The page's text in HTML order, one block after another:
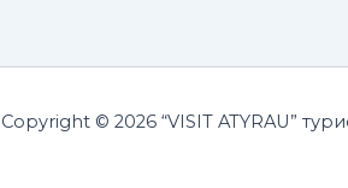
Copyright © 2026 “VISIT ATYRAU”